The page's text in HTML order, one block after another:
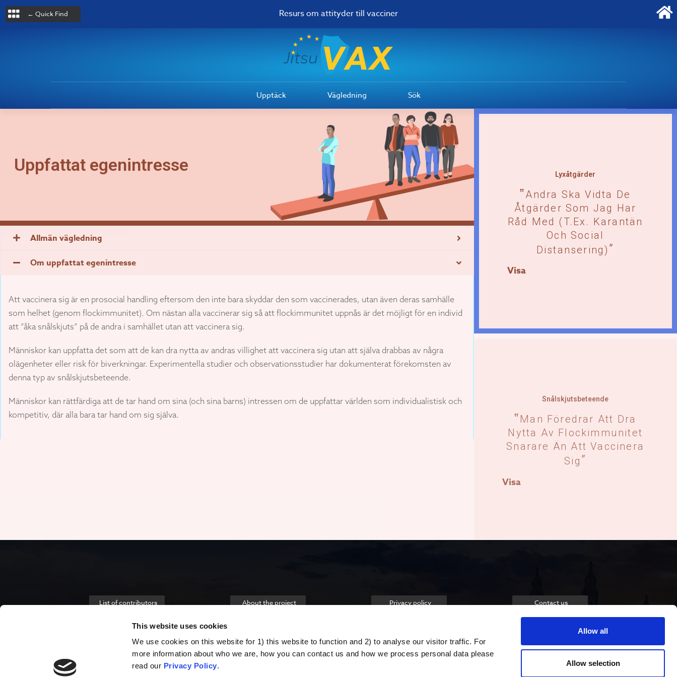
This website uses cookies
We use cookies on this website for 1) this website to function and 2) to analyse our visitor traffic. For
more information about who we are, how you can contact us and how we process personal data please
read our Privacy Policy.
Allow all
Allow selection
← Quick Find Resurs om attityder till vacciner
Upptäck Vägledning Sök
Uppfattat egenintresse
Allmän vägledning
Om uppfattat egenintresse
Att vaccinera sig är en prosocial handling eftersom den inte bara skyddar den som vaccinerades, utan även deras samhälle
som helhet (genom flockimmunitet). Om nästan alla vaccinerar sig så att flockimmunitet uppnås är det möjligt för en individ
att ”åka snålskjuts” på de andra i samhället utan att vaccinera sig.
Människor kan uppfatta det som att de kan dra nytta av andras villighet att vaccinera sig utan att själva drabbas av några
olägenheter eller risk för biverkningar. Experimentella studier och observationsstudier har dokumenterat förekomsten av
denna typ av snålskjutsbeteende.
Människor kan rättfärdiga att de tar hand om sina (och sina barns) intressen om de uppfattar världen som individualistisk och
kompetitiv, där alla bara tar hand om sig själva.
Lyxåtgärder
Andra Ska Vidta De
Åtgärder Som Jag Har
Råd Med (t.ex. Karantän
Och Social
Distansering)
Visa
Snålskjutsbeteende
Man Föredrar Att Dra
Nytta Av Flockimmunitet
Snarare Än Att Vaccinera
Sig
Visa
List of contributors About the project Privacy policy Contact us